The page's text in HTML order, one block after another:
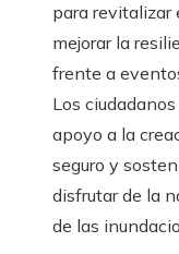
para revitalizar
mejorar la
frente a
Los
apoyo a la
seguro y
disfrutar de la
de las